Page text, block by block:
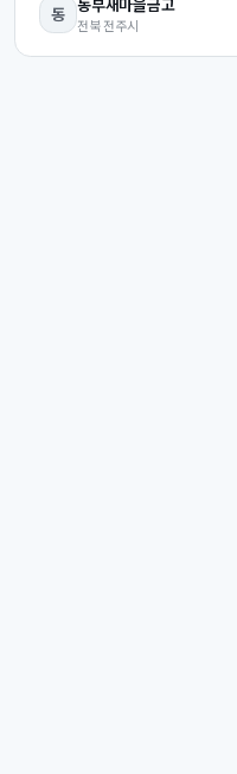
동 전북 전주시